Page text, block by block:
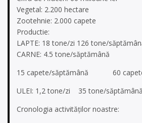
Vegetal: 2.200 hectare
Zootehnie: 2.000 capete
Productie:
LAPTE: 18 tone/zi 126 tone/
CARNE: 4.5 tone/săptămână
15 capete/săptămână 60
ULEI: 1,2 tone/zi 35 tone/
Cronologia activităților noastre: